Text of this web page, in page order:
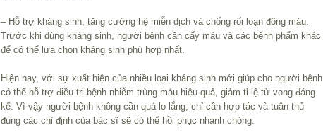
– Hỗ trợ kháng sinh, tăng cường hệ miễn dịch và chống rối loạn đông máu.
Trước khi dùng kháng sinh, người bệnh cần cấy máu và các bệnh phẩm khác
để có thể lựa chọn kháng sinh phù hợp nhất.
Hiện nay, với sự xuất hiện của nhiều loại kháng sinh mới giúp cho người bệnh
có thể hỗ trợ điều trị bệnh nhiễm trùng máu hiệu quả, giảm tỉ lệ tử vong đáng
kể. Vì vậy người bệnh không cần quá lo lắng, chỉ cần hợp tác và tuân thủ
đúng các chỉ định của bác sĩ sẽ có thể hồi phục nhanh chóng.